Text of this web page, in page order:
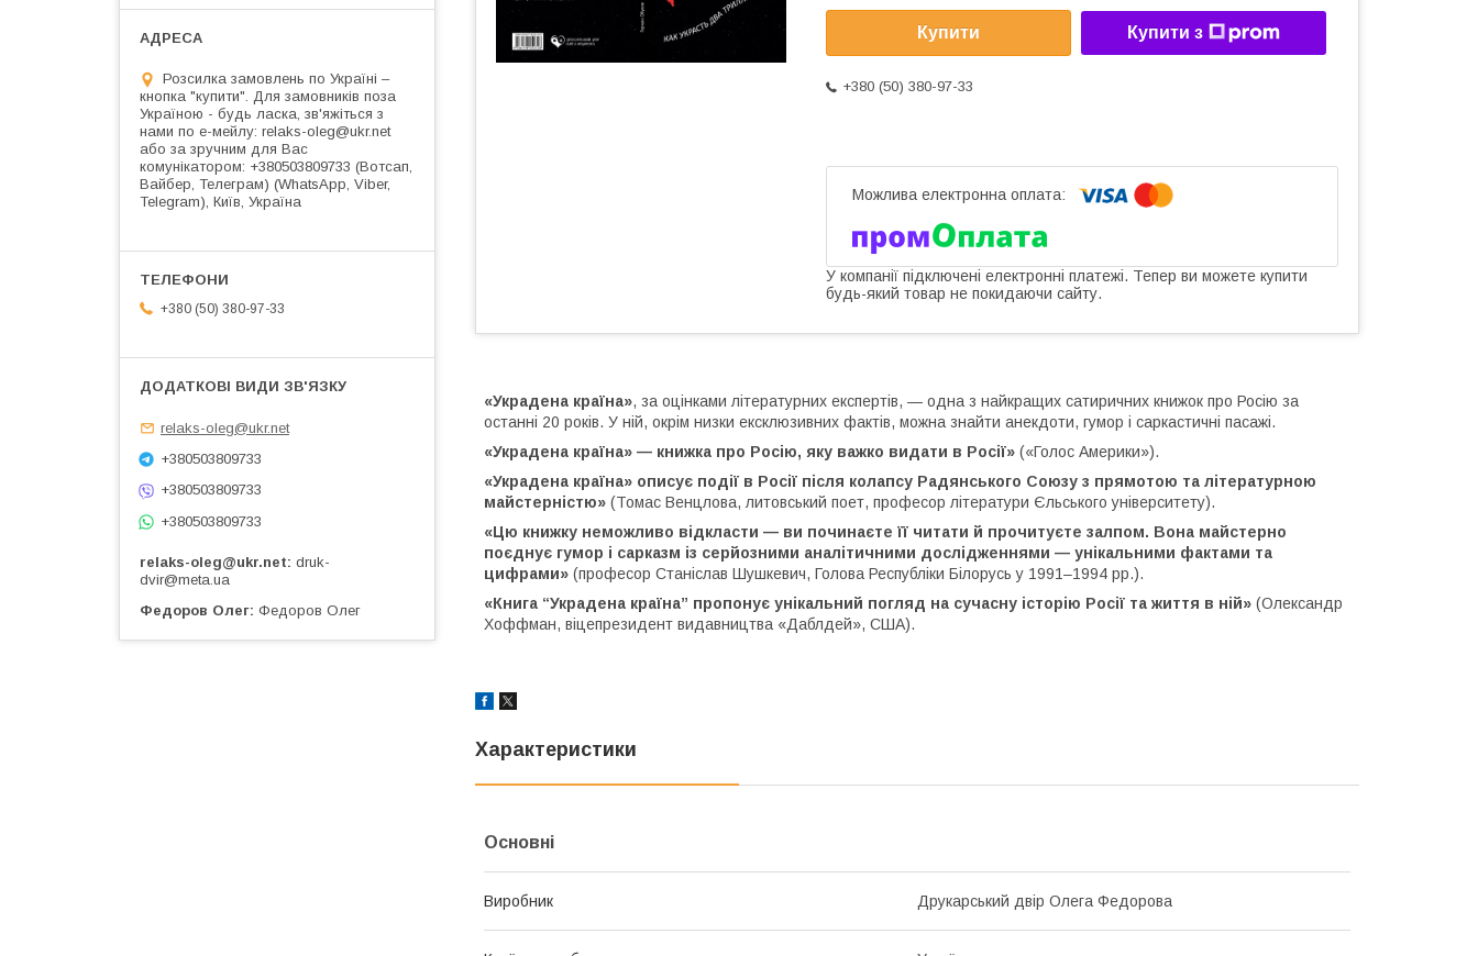
Купити Купити з
+380 (50) 380-97-33
У компанії підключені електронні платежі. Тепер ви можете купити
будь-який товар не покидаючи сайту.
«Украдена країна», за оцінками літературних експертів, — одна з найкращих сатиричних книжок про Росію за
останні 20 років. У ній, окрім низки ексклюзивних фактів, можна знайти анекдоти, гумор і саркастичні пасажі.
«Украдена країна» — книжка про Росію, яку важко видати в Росії» («Голос Америки»).
«Украдена країна» описує події в Росії після колапсу Радянського Союзу з прямотою та літературною
майстерністю» (Томас Венцлова, литовський поет, професор літератури Єльського університету).
«Цю книжку неможливо відкласти — ви починаєте її читати й прочитуєте залпом. Вона майстерно
поєднує гумор і сарказм із серйозними аналітичними дослідженнями — унікальними фактами та
цифрами» (професор Станіслав Шушкевич, Голова Республіки Білорусь у 1991–1994 рр.).
«Книга “Украдена країна” пропонує унікальний погляд на сучасну історію Росії та життя в ній» (Олександр
Хоффман, віцепрезидент видавництва «Даблдей», США).
Характеристики
Основні
Виробник Друкарський двір Олега Федорова
Розсилка замовлень по Україні –
кнопка "купити". Для замовників поза
Україною - будь ласка, зв'яжіться з
нами по е-мейлу: relaks-oleg@ukr.net
або за зручним для Вас
комунікатором: +380503809733 (Вотсап,
Вайбер, Телеграм) (WhatsApp, Viber,
Telegram), Київ, Україна
+380 (50) 380-97-33
relaks-oleg@ukr.net
+380503809733
+380503809733
+380503809733
relaks-oleg@ukr.net druk-
dvir@meta.ua
Федоров Олег Федоров Олег